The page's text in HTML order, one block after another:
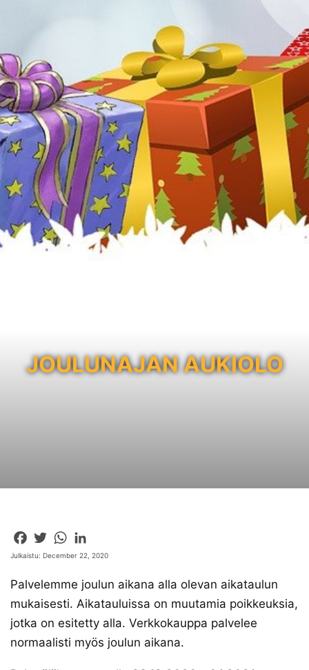
JOULUNAJAN AUKIOLO
Facebook
TwitterWhatsApp
Julkaistu: December 22, 2020
Palvelemme joulun aikana alla olevan aikataulun
mukaisesti. Aikatauluissa on muutamia poikkeuksia,
jotka on esitetty alla. Verkkokauppa palvelee
normaalisti myös joulun aikana.